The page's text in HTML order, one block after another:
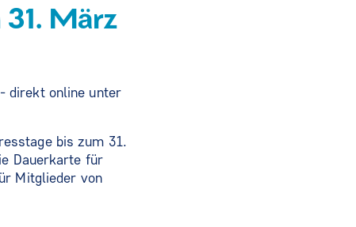
März
direkt online unter
bis zum 31.
Dauerkarte für
Mitglieder von